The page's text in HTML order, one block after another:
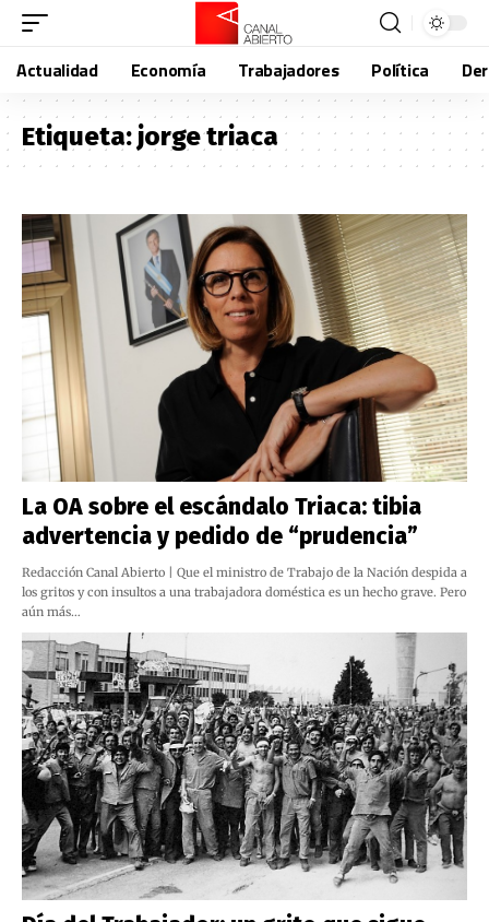
Actualidad Economía Trabajadores Política
Etiqueta:jorge triaca
La OA sobre el escándalo Triaca: tibia
advertencia y pedido de “prudencia”
Redacción Canal Abierto | Que el ministro de Trabajo de la Nación despida a
los gritos y con insultos a una trabajadora doméstica es un hecho grave. Pero
aún más…